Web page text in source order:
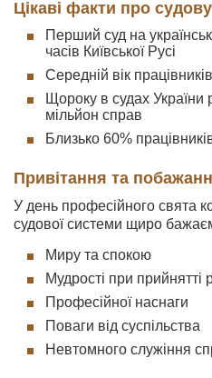
Цікаві факти про
Перший суд на
часів Київської Русі
Середній вік
Щороку в судах України
мільйон справ
Близько 60%
Привітання та
У день професійного свята
судової системи щиро
Миру та спокою
Мудрості при прийнятті
Професійної наснаги
Поваги від суспільства
Невтомного служіння